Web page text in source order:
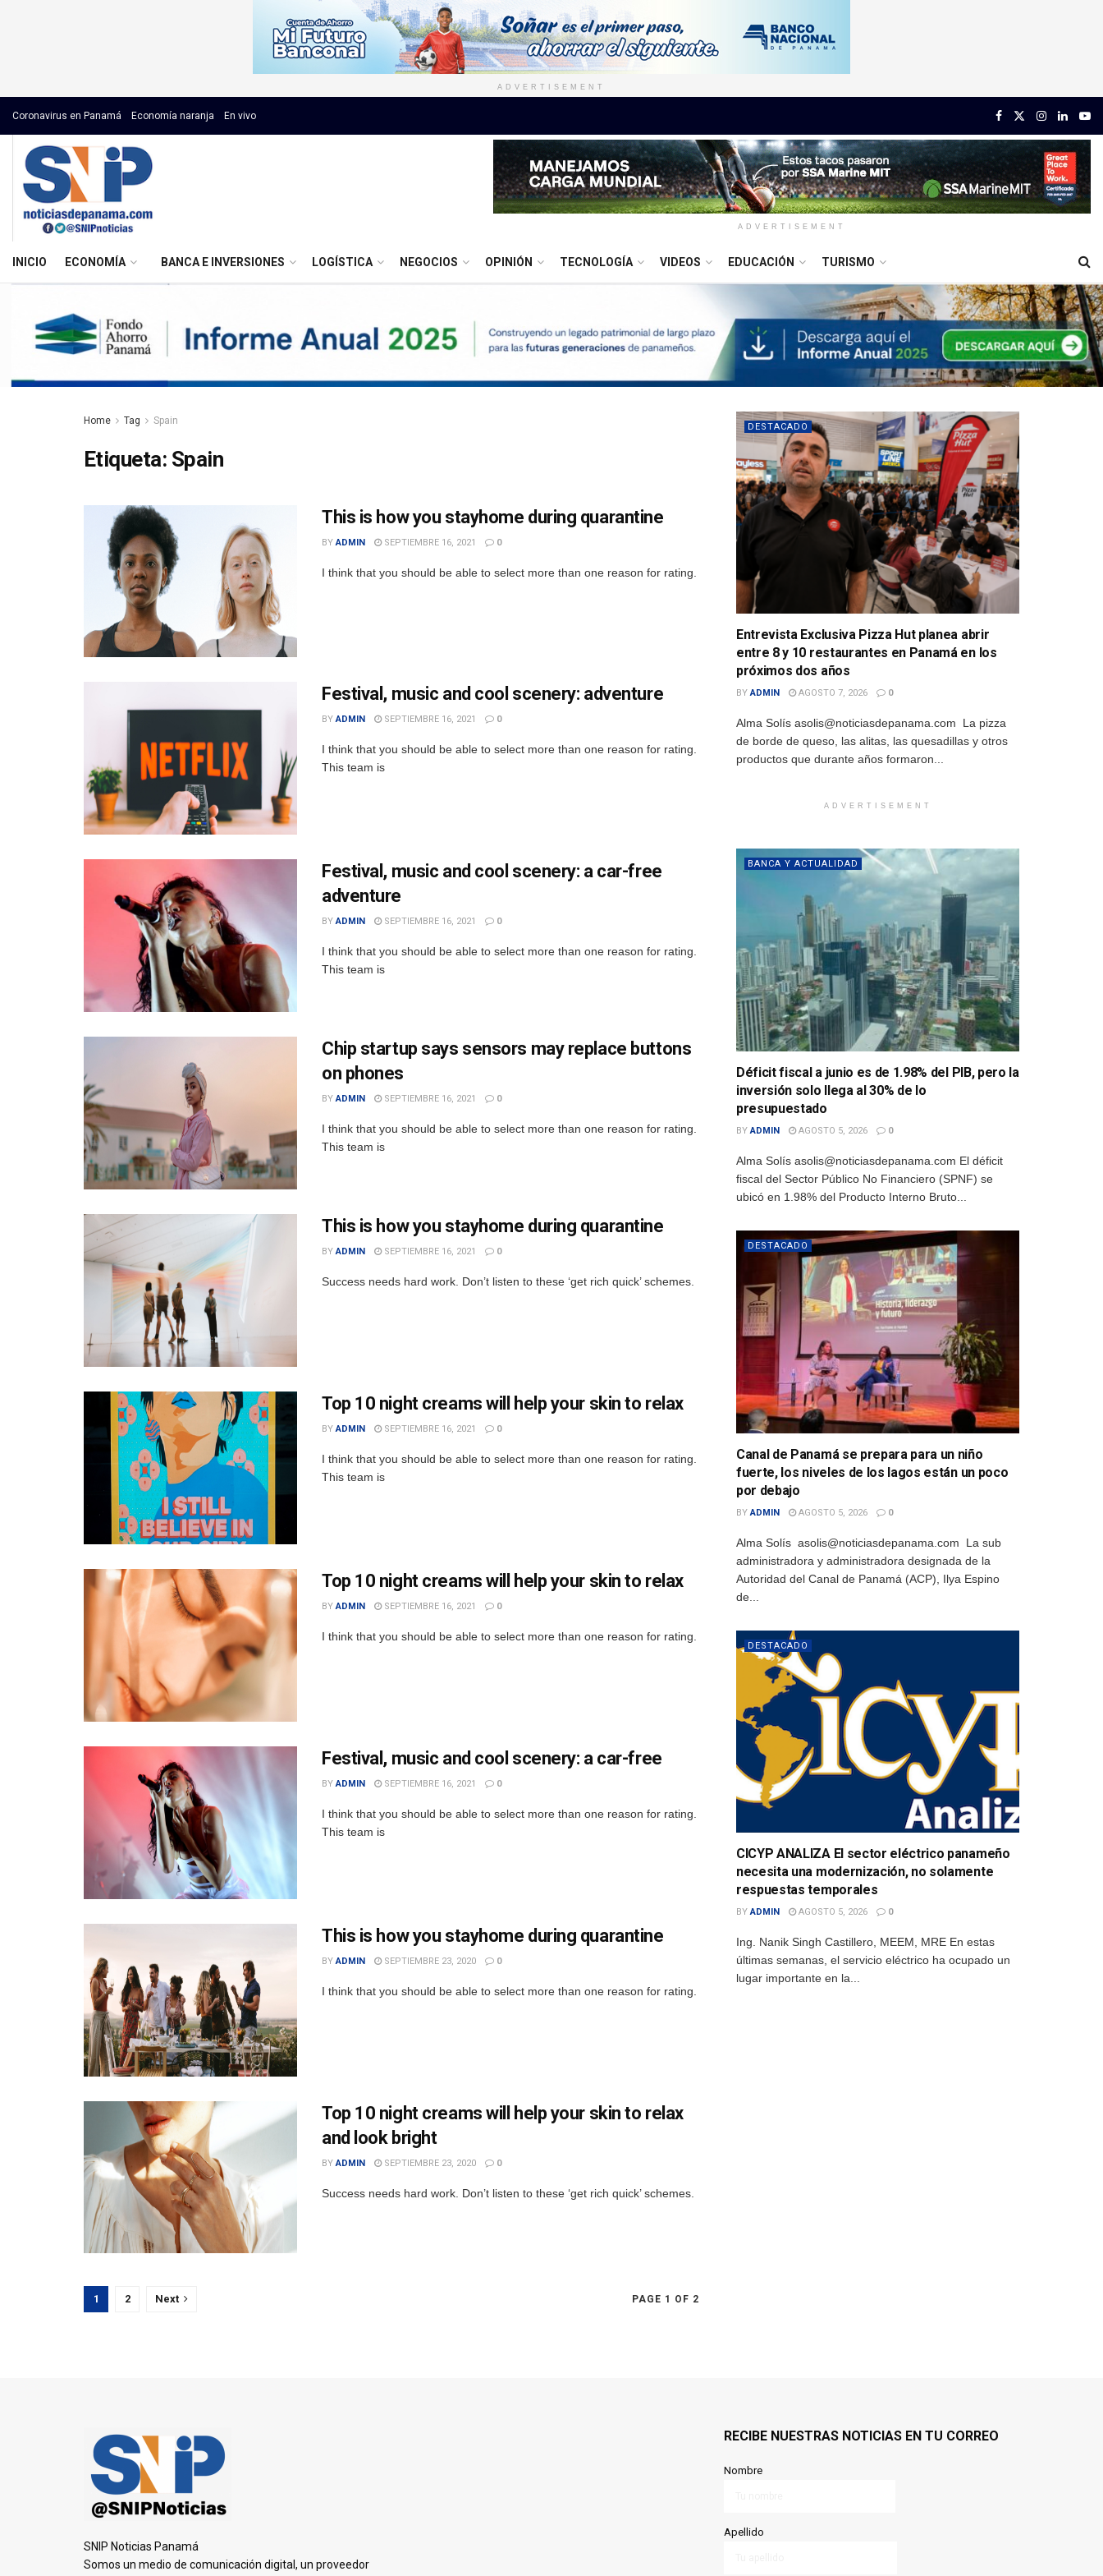
ADVERTISEMENT
Coronavirus en Panamá Economía naranja En vivo
ADVERTISEMENT
INICIO ECONOMÍA BANCA E INVERSIONES LOGÍSTICA NEGOCIOS OPINIÓN TECNOLOGÍA VIDEOS EDUCACIÓN TURISMO
Home Tag Spain
Etiqueta: Spain
This is how you stayhome during quarantine
BY ADMIN SEPTIEMBRE 16, 2021 0
I think that you should be able to select more than one reason for rating.
Festival, music and cool scenery: adventure
BY ADMIN SEPTIEMBRE 16, 2021 0
I think that you should be able to select more than one reason for rating.
This team is
Festival, music and cool scenery: a car-free
adventure
BY ADMIN SEPTIEMBRE 16, 2021 0
I think that you should be able to select more than one reason for rating.
This team is
Chip startup says sensors may replace buttons
on phones
BY ADMIN SEPTIEMBRE 16, 2021 0
I think that you should be able to select more than one reason for rating.
This team is
This is how you stayhome during quarantine
BY ADMIN SEPTIEMBRE 16, 2021 0
Success needs hard work. Don’t listen to these ‘get rich quick’ schemes.
Top 10 night creams will help your skin to relax
BY ADMIN SEPTIEMBRE 16, 2021 0
I think that you should be able to select more than one reason for rating.
This team is
Top 10 night creams will help your skin to relax
BY ADMIN SEPTIEMBRE 16, 2021 0
I think that you should be able to select more than one reason for rating.
Festival, music and cool scenery: a car-free
BY ADMIN SEPTIEMBRE 16, 2021 0
I think that you should be able to select more than one reason for rating.
This team is
This is how you stayhome during quarantine
BY ADMIN SEPTIEMBRE 23, 2020 0
I think that you should be able to select more than one reason for rating.
Top 10 night creams will help your skin to relax
and look bright
BY ADMIN SEPTIEMBRE 23, 2020 0
Success needs hard work. Don’t listen to these ‘get rich quick’ schemes.
PAGE 1 OF 2
1 2 Next
DESTACADO
Entrevista Exclusiva Pizza Hut planea abrir
entre 8 y 10 restaurantes en Panamá en los
próximos dos años
BY ADMIN AGOSTO 7, 2026 0
Alma Solís asolis@noticiasdepanama.com La pizza
de borde de queso, las alitas, las quesadillas y otros
productos que durante años formaron...
ADVERTISEMENT
BANCA Y ACTUALIDAD
Déficit fiscal a junio es de 1.98% del PIB, pero la
inversión solo llega al 30% de lo
presupuestado
BY ADMIN AGOSTO 5, 2026 0
Alma Solís asolis@noticiasdepanama.com El déficit
fiscal del Sector Público No Financiero (SPNF) se
ubicó en 1.98% del Producto Interno Bruto...
DESTACADO
Canal de Panamá se prepara para un niño
fuerte, los niveles de los lagos están un poco
por debajo
BY ADMIN AGOSTO 5, 2026 0
Alma Solís asolis@noticiasdepanama.com La sub
administradora y administradora designada de la
Autoridad del Canal de Panamá (ACP), Ilya Espino
de...
DESTACADO
CICYP ANALIZA El sector eléctrico panameño
necesita una modernización, no solamente
respuestas temporales
BY ADMIN AGOSTO 5, 2026 0
Ing. Nanik Singh Castillero, MEEM, MRE En estas
últimas semanas, el servicio eléctrico ha ocupado un
lugar importante en la...
SNIP Noticias Panamá
Somos un medio de comunicación digital, un proveedor
RECIBE NUESTRAS NOTICIAS EN TU CORREO
Nombre
Apellido